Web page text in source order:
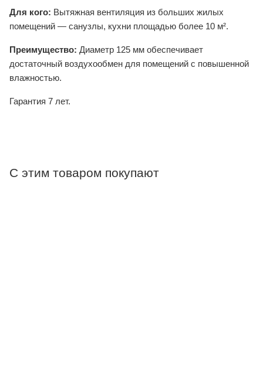
Для кого: Вытяжная вентиляция из больших жилых
помещений — санузлы, кухни площадью более 10 м².
Преимущество: Диаметр 125 мм обеспечивает
достаточный воздухообмен для помещений с повышенной
влажностью.
Гарантия 7 лет.
С этим товаром покупают